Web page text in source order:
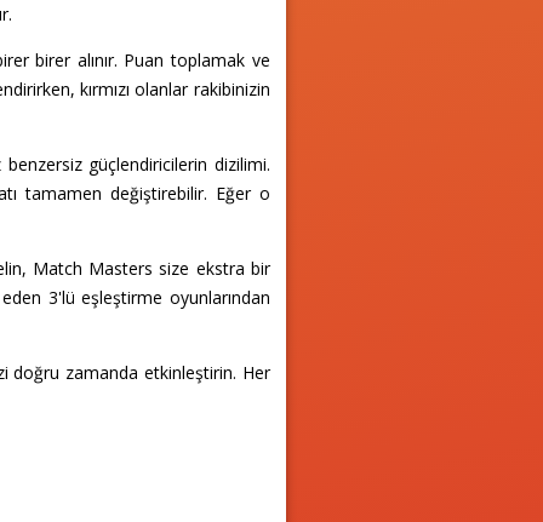
birer alınır. Puan toplamak ve
kırmızı olanlar rakibinizin
güçlendiricilerin dizilimi.
tamamen değiştirebilir. Eğer o
Match Masters size ekstra bir
eden 3'lü eşleştirme oyunlarından
doğru zamanda etkinleştirin. Her